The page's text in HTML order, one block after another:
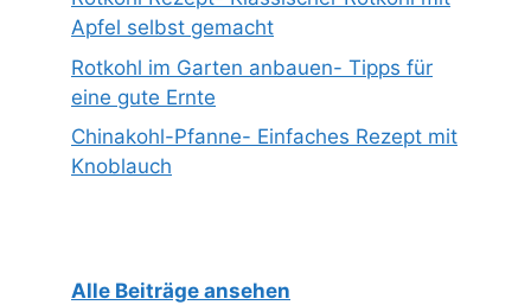
Apfel selbst gemacht
Rotkohl im Garten anbauen- Tipps für
eine gute Ernte
Chinakohl-Pfanne- Einfaches Rezept mit
Knoblauch
Alle Beiträge ansehen